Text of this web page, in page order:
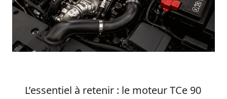
L’essentiel à retenir : le moteur TCe 90